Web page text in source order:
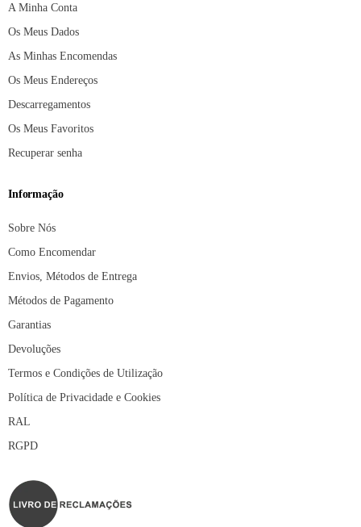
A Minha Conta
Os Meus Dados
As Minhas Encomendas
Os Meus Endereços
Descarregamentos
Os Meus Favoritos
Recuperar senha
Informação
Sobre Nós
Como Encomendar
Envios, Métodos de Entrega
Métodos de Pagamento
Garantias
Devoluções
Termos e Condições de Utilização
Política de Privacidade e Cookies
RAL
RGPD